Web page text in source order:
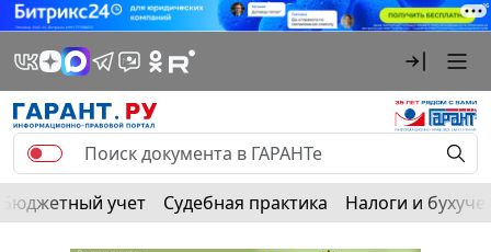
Бюджетный учет Судебная практика Налоги и